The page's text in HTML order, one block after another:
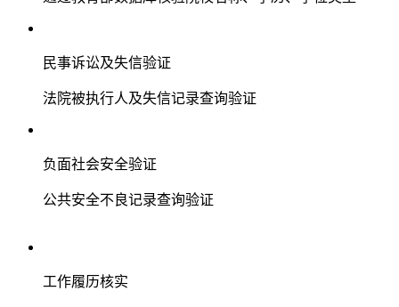
民事诉讼及失信验证
法院被执行人及失信记录查询验证
负面社会安全验证
公共安全不良记录查询验证
工作履历核实